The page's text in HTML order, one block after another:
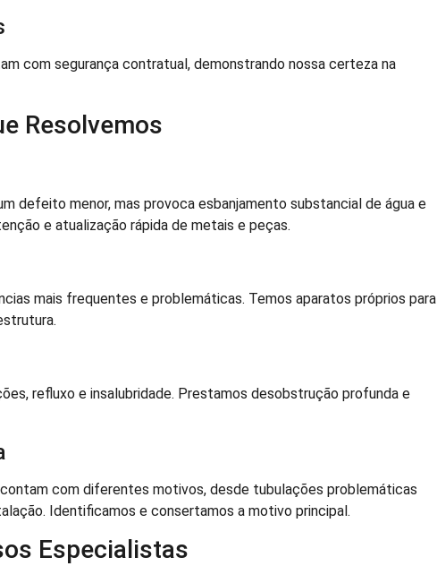
com segurança contratual, demonstrando nossa certeza na
Resolvemos
defeito menor, mas provoca esbanjamento substancial de água e
e atualização rápida de metais e peças.
mais frequentes e problemáticas. Temos aparatos próprios para
refluxo e insalubridade. Prestamos desobstrução profunda e
com diferentes motivos, desde tubulações problemáticas
Identificamos e consertamos a motivo principal.
Especialistas